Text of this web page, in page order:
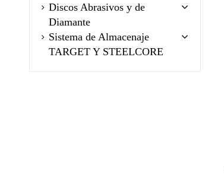
Discos Abrasivos y de
Diamante
Sistema de Almacenaje
TARGET Y STEELCORE